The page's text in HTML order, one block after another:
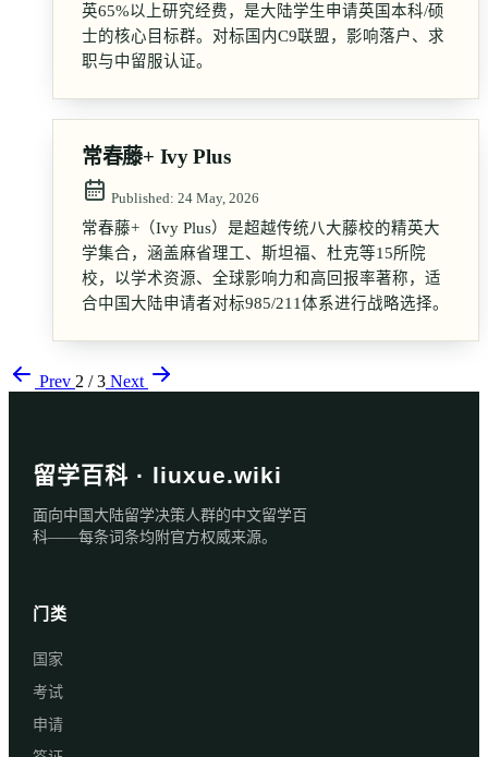
英65%以上研究经费，是大陆学生申请英国本科/硕
士的核心目标群。对标国内C9联盟，影响落户、求
职与中留服认证。
常春藤+ Ivy Plus
Published: 24 May, 2026
常春藤+（Ivy Plus）是超越传统八大藤校的精英大
学集合，涵盖麻省理工、斯坦福、杜克等15所院
校，以学术资源、全球影响力和高回报率著称，适
合中国大陆申请者对标985/211体系进行战略选择。
Prev 2 / 3 Next
留学百科 · liuxue.wiki
面向中国大陆留学决策人群的中文留学百
科——每条词条均附官方权威来源。
门类
国家
考试
申请